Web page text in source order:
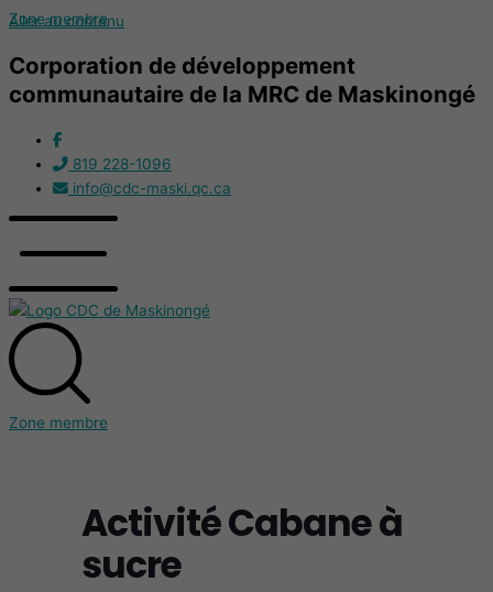
Aller au contenu
Zone membre
Corporation de développement
communautaire de la MRC de Maskinongé
819 228-1096
info@cdc-maski.qc.ca
Zone membre
Activité Cabane à
sucre